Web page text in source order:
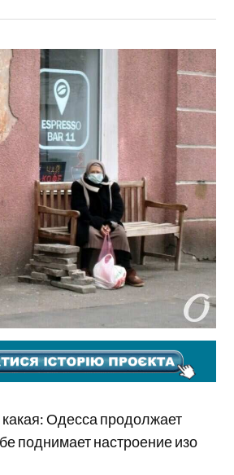
какая: Одесса продолжает
поднимает настроение изо